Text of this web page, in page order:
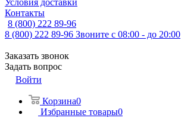
Условия доставки
Контакты
8 (800) 222 89-96
8 (800) 222 89-96 Звоните с 08:00 - до 20:00
Заказать звонок
Задать вопрос
Войти
Корзина0
Избранные товары0